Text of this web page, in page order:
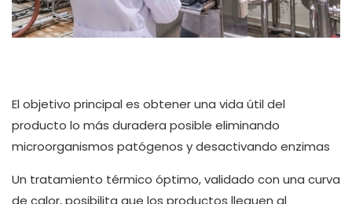
El objetivo principal es obtener una vida útil del
producto lo más duradera posible eliminando
microorganismos patógenos y desactivando enzimas
Un tratamiento térmico óptimo, validado con una curva
de calor, posibilita que los productos lleguen al